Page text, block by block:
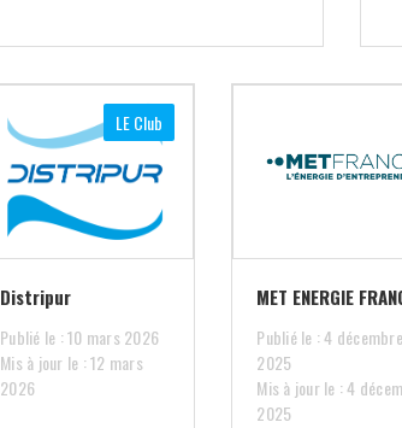
LE Club
Distripur
Publié le : 10 mars 2026
Mis à jour le : 12 mars
2026
MET ENERGIE
Publié le : 4 décembre
2025
Mis à jour le : 4
2025